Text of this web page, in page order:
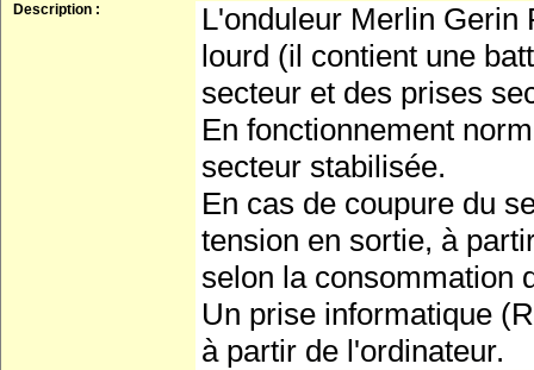
Description :
L'onduleur Merlin Gerin
lourd (il contient une
secteur et des prises
En fonctionnement
secteur stabilisée.
En cas de coupure du
tension en sortie, à
selon la consommation
Un prise informatique
à partir de l'ordinateur.